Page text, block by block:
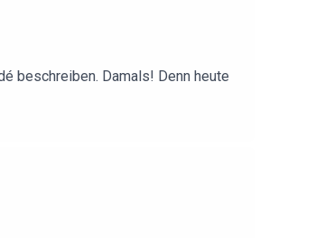
beschreiben. Damals! Denn heute